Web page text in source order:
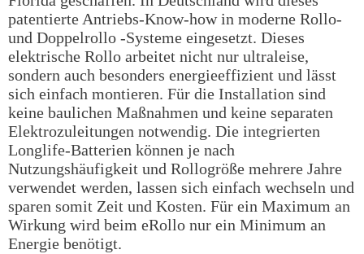
patentierte Antriebs-Know-how in moderne Rollo-
und Doppelrollo -Systeme eingesetzt. Dieses
elektrische Rollo arbeitet nicht nur ultraleise,
sondern auch besonders energieeffizient und lässt
sich einfach montieren. Für die Installation sind
keine baulichen Maßnahmen und keine separaten
Elektrozuleitungen notwendig. Die integrierten
Longlife-Batterien können je nach
Nutzungshäufigkeit und Rollogröße mehrere Jahre
verwendet werden, lassen sich einfach wechseln und
sparen somit Zeit und Kosten. Für ein Maximum an
Wirkung wird beim eRollo nur ein Minimum an
Energie benötigt.